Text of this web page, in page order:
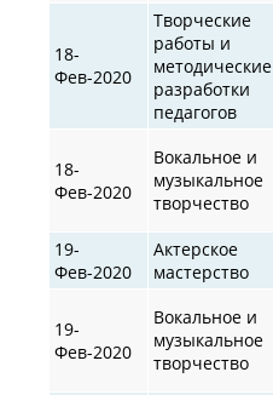
18-
Фев-2020
Творческие
работы и
методические
разработки
педагогов
18-
Фев-2020
Вокальное и
музыкальное
творчество
19-
Фев-2020
Актерское
мастерство
19-
Фев-2020
Вокальное и
музыкальное
творчество